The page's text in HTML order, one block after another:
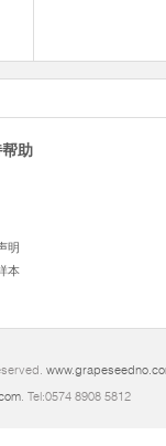
助
明
本
. Tel:0574 8908 5812